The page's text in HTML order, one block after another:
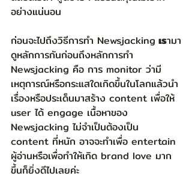
อย่างแน่นอน
ก่อนจะไปถึงวิธีการทำ Newsjacking เรามา
ดูหลักการกันก่อนถึงหลักการทำ
Newsjacking คือ การ monitor ว่ามี
เหตุการณ์หรือกระแสใดเกิดขึ้นในโลกแล้วนำ
เรื่องหรือประเด็นมาสร้าง content เพื่อให้
user ได้ engage เนื้อหาของ
Newsjacking ไม่จำเป็นต้องเป็น
content ที่หนัก อาจจะทำเพื่อ entertain
ผู้อ่านหรือเพื่อทำให้เกิด brand love มาก
ขึ้นก็ยิ่งดีไปเลยค่ะ